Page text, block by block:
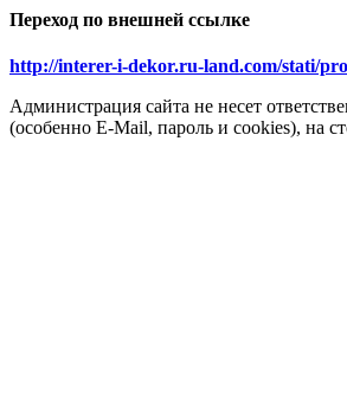
Переход по внешней ссылке
http://interer-i-dekor.ru-land.com/stati/
Администрация сайта не несет
(особенно E-Mail, пароль и cookies), на